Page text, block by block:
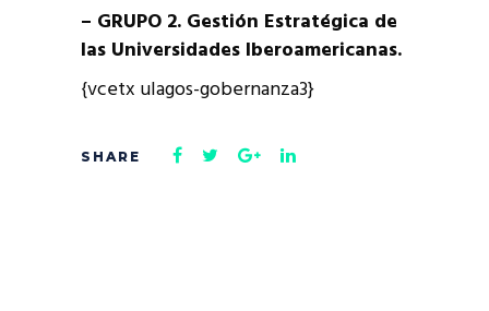
– GRUPO 2. Gestión Estratégica de
las Universidades Iberoamericanas.
{vcetx ulagos-gobernanza3}